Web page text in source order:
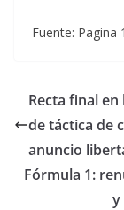
Fuente: Pagina
Recta final
de táctica de
anuncio
Fórmula 1:
y